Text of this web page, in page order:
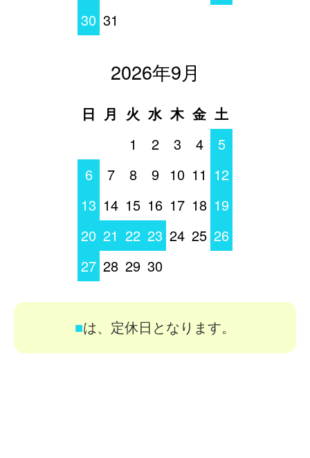
30 31
2026年9月
日 月 火 水 木 金 土
1
2 3 4
5
6
7 8 9 10 11 12
13 14 15 16 17 18 19
20 21 22 23 24 25 26
27 28 29 30
■は、定休日となります。